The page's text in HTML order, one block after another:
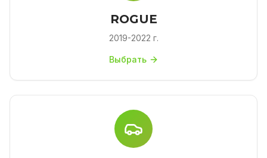
ROGUE
2019-2022 г.
Выбрать